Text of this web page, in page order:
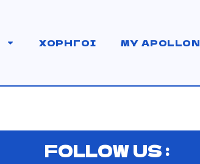
ΧΟΡΗΓΟΙ MY APOLLON
FOLLOW US :